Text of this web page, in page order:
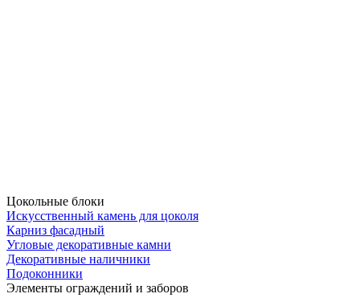
Цокольные блоки
Искусственный камень для цоколя
Карниз фасадный
Угловые декоративные камни
Декоративные наличники
Подоконники
Элементы ограждений и заборов